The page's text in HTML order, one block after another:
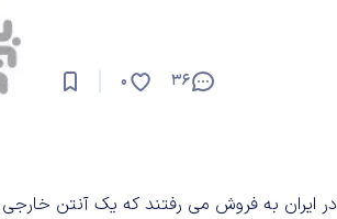
36
0
ایران به فروش می رفتند که یک آنتن خارجی